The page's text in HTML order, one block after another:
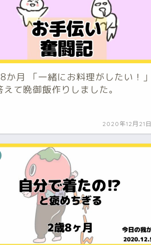
か月 「一緒にお料理がしたい！」
えて晩御飯作りしました。
2020年12月21日